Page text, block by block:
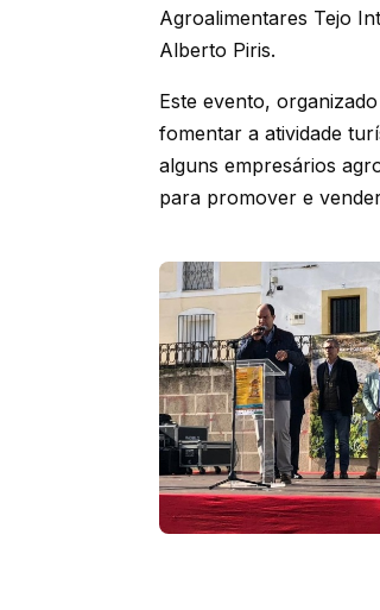
Agroalimentares Tejo
Alberto Piris.
Este evento,
fomentar a atividade
alguns empresários
para promover e